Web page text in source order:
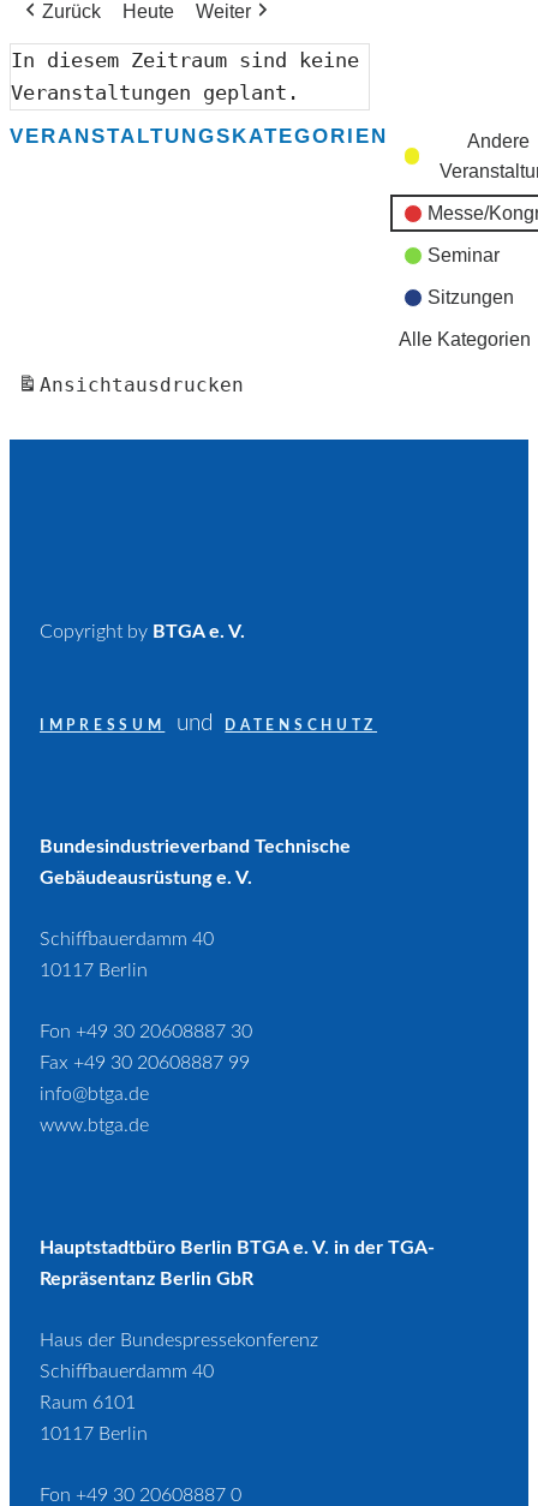
Zurück Heute Weiter
In diesem Zeitraum sind keine
Veranstaltungen geplant.
VERANSTALTUNGSKATEGORIEN
Andere
Messe/
Seminar
Sitzungen
Alle Kategorien
Ansichtausdrucken
Copyright by BTGA e. V.
IMPRESSUM und DATENSCHUTZ
Bundesindustrieverband Technische
Gebäudeausrüstung e. V.
Schiffbauerdamm 40
10117 Berlin
Fon +49 30 20608887 30
Fax +49 30 20608887 99
info@btga.de
www.btga.de
Hauptstadtbüro Berlin BTGA e. V. in der TGA-
Repräsentanz Berlin GbR
Haus der Bundespressekonferenz
Schiffbauerdamm 40
Raum 6101
10117 Berlin
Fon +49 30 20608887 0